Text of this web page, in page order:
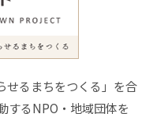
せるまちをつくる」を合
するNPO・地域団体を